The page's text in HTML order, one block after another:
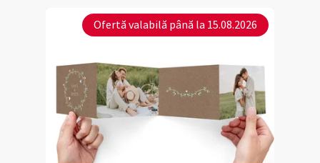
Ofertă valabilă până la 15.08.2026